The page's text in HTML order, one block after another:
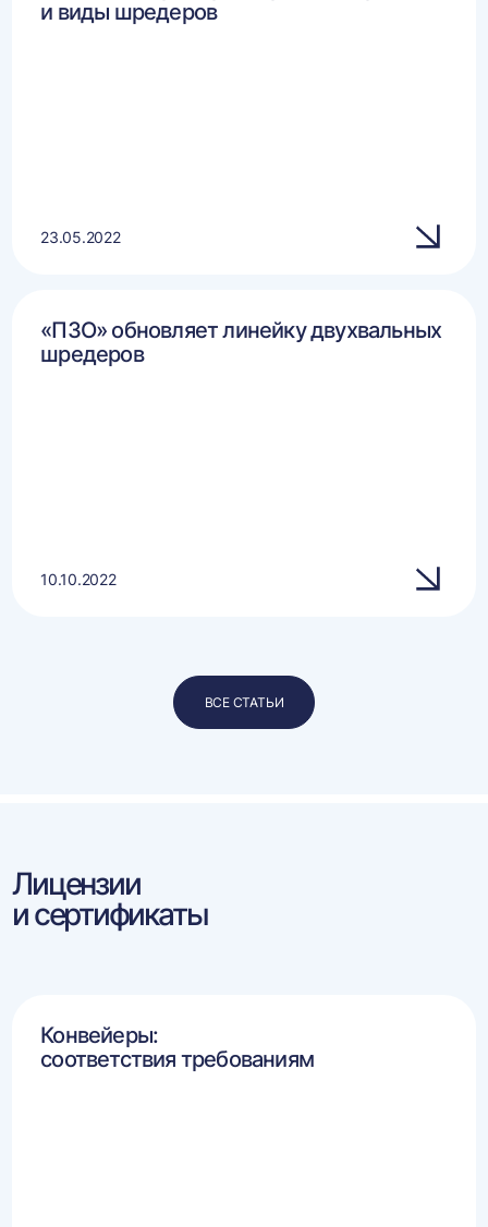
и виды шредеров
23.05.2022
«ПЗО» обновляет линейку двухвальных
шредеров
10.10.2022
ВСЕ СТАТЬИ
Лицензии
и сертификаты
Конвейеры:
соответствия требованиям